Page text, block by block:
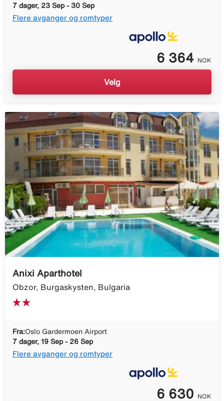
7 dager, 23 Sep - 30 Sep
Flere avganger og romtyper
6 364 NOK
Velg
Anixi Aparthotel
Obzor, Burgaskysten, Bulgaria
Fra:Oslo Gardermoen Airport
7 dager, 19 Sep - 26 Sep
Flere avganger og romtyper
6 630 NOK